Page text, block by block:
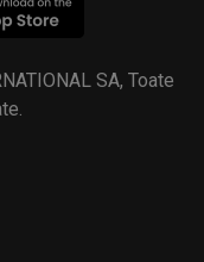
SA, Toate